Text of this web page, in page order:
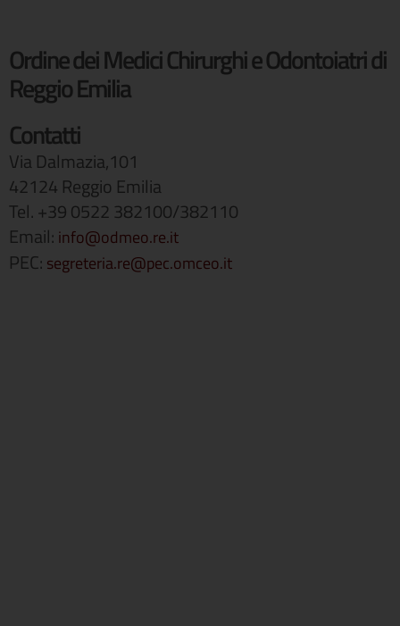
Ordine dei Medici Chirurghi e Odontoiatri di
Reggio Emilia
Contatti
Via Dalmazia,101
42124 Reggio Emilia
Tel. +39 0522 382100/382110
Email: info@odmeo.re.it
PEC: segreteria.re@pec.omceo.it